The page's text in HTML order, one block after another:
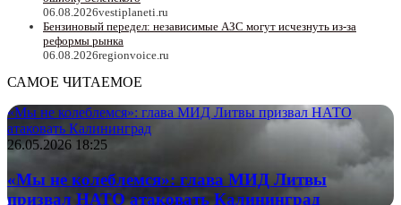
06.08.2026vestiplaneti.ru
Бензиновый передел: независимые АЗС могут исчезнуть из-за
реформы рынка
06.08.2026regionvoice.ru
САМОЕ ЧИТАЕМОЕ
«Мы не колеблемся»: глава МИД Литвы призвал НАТО
атаковать Калининград
26.05.2026 18:25
«Мы не колеблемся»: глава МИД Литвы
призвал НАТО атаковать Калининград